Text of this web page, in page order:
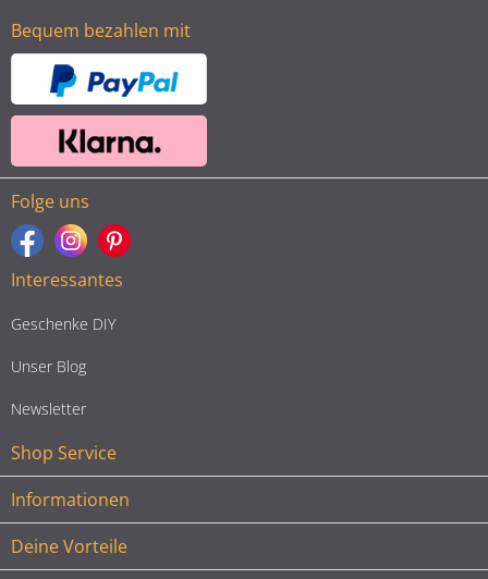
Bequem bezahlen mit
Folge uns
Interessantes
Geschenke DIY
Unser Blog
Newsletter
Shop Service
Informationen
Deine Vorteile